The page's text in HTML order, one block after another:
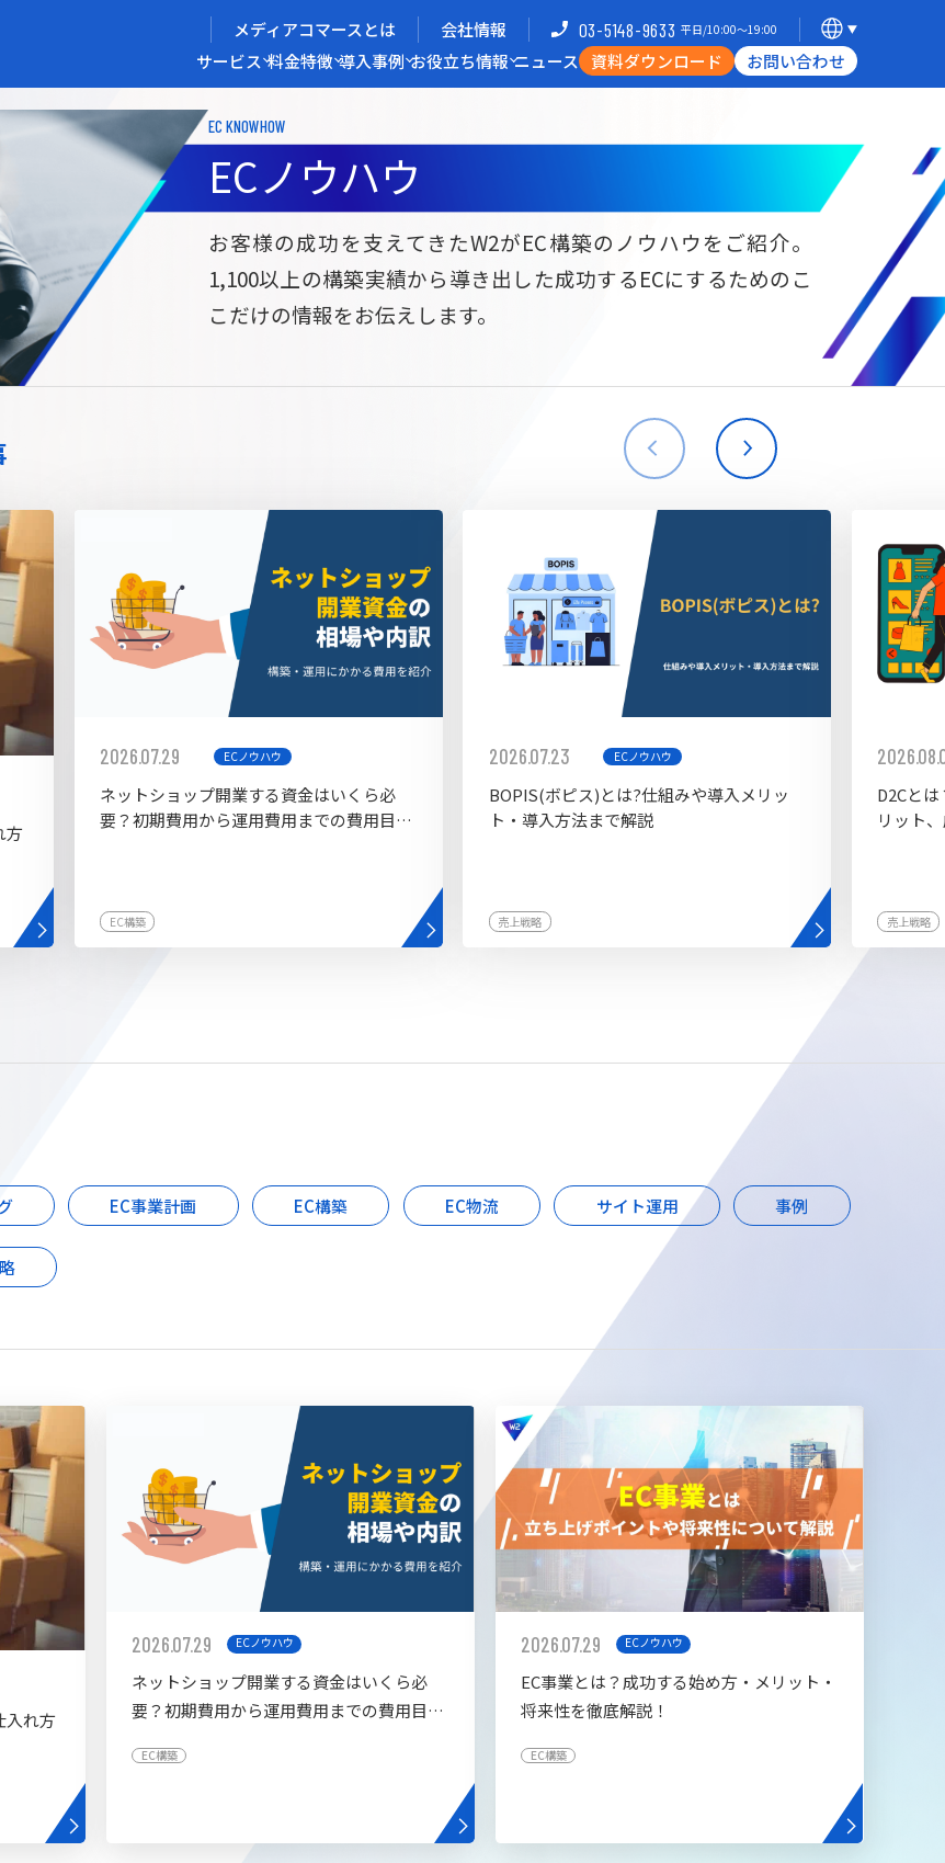
メディアコマースとは 会社情報 03-5148-9633 平日/10:00〜19:00
サービス 料金特徴 導入事例 お役立ち情報 ニュース 資料ダウンロード お問い合わせ
メディアコマースを実現する
築 サブスク/定期通販ECサイト構築
Commerce
BtoB向けECサイト構築
W2Commerce
海外進出・現地ECサイト構築
一覧 AIカスタマイズ開発 AI buddy
メディアコマースとは 選ばれる理由 開発力/支援体制
導入企業インタビュー
お役立ち資料
EC KNOWHOW
ECノウハウ
お客様の成功を支えてきたW2がEC構築のノウハウをご紹介。
1,100以上の構築実績から導き出した成功するECにするためのこ
こだけの情報をお伝えします。
方
2026.07.29 ECノウハウ
ネットショップ開業する資金はいくら必
要？初期費用から運用費用までの費用目安
EC構築
2026.07.23 ECノウハウ
BOPIS(ボピス)とは?仕組みや導入メリッ
ト・導入方法まで解説
売上戦略
D2Cと
リット
売上戦略
EC事業計画 EC構築 EC物流 サイト運用 事例
入れ方
2026.07.29 ECノウハウ
ネットショップ開業する資金はいくら必
要？初期費用から運用費用までの費用目安
EC構築
2026.07.29 ECノウハウ
EC事業とは？成功する始め方・メリット・
将来性を徹底解説！
EC構築